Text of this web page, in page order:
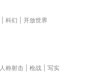
科幻
开放世界
称射击 枪战
写实